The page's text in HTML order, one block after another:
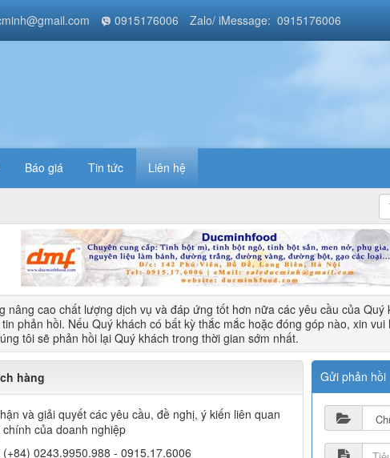
Báo giá Tin tức Liên hệ
0915176006 Zalo/ iMessage: 0915176006
nâng cao chất lượng dịch vụ và đáp ứng tốt hơn nữa các yêu cầu của Quý
phản hồi. Nếu Quý khách có bất kỳ thắc mắc hoặc đóng góp nào, xin
tôi sẽ phản hồi lại Quý khách trong thời gian sớm nhất.
hàng
và giải quyết các yêu cầu, đề nghị, ý kiến liên quan
của doanh nghiệp
(+84) 0243.9950.988 - 0915.17.6006
Gửi phản hồi